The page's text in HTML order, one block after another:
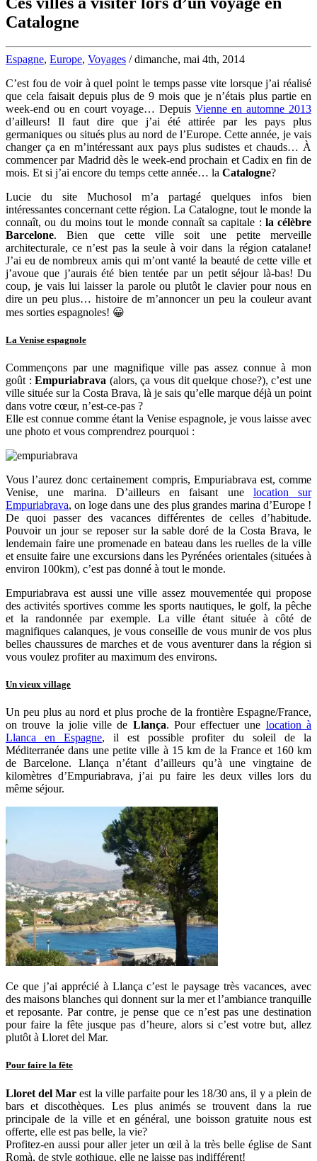
Catalogne
Espagne, Europe, Voyages / dimanche, mai 4th, 2014
C’est fou de voir à quel point le temps passe vite lorsque j’ai réalisé
que cela faisait depuis plus de 9 mois que je n’étais plus partie en
week-end ou en court voyage… Depuis Vienne en automne 2013
d’ailleurs! Il faut dire que j’ai été attirée par les pays plus
germaniques ou situés plus au nord de l’Europe. Cette année, je vais
changer ça en m’intéressant aux pays plus sudistes et chauds… À
commencer par Madrid dès le week-end prochain et Cadix en fin de
mois. Et si j’ai encore du temps cette année… la Catalogne?
Lucie du site Muchosol m’a partagé quelques infos bien
intéressantes concernant cette région. La Catalogne, tout le monde la
connaît, ou du moins tout le monde connaît sa capitale : la célèbre
Barcelone. Bien que cette ville soit une petite merveille
architecturale, ce n’est pas la seule à voir dans la région catalane!
J’ai eu de nombreux amis qui m’ont vanté la beauté de cette ville et
j’avoue que j’aurais été bien tentée par un petit séjour là-bas! Du
coup, je vais lui laisser la parole ou plutôt le clavier pour nous en
dire un peu plus… histoire de m’annoncer un peu la couleur avant
mes sorties espagnoles! 😀
La Venise espagnole
Commençons par une magnifique ville pas assez connue à mon
goût :Empuriabrava (alors, ça vous dit quelque chose?), c’est une
ville située sur la Costa Brava, là je sais qu’elle marque déjà un point
dans votre cœur, n’est-ce-pas ?
Elle est connue comme étant la Venise espagnole, je vous laisse avec
une photo et vous comprendrez pourquoi :
Vous l’aurez donc certainement compris, Empuriabrava est, comme
Venise, une marina. D’ailleurs en faisant une location sur
Empuriabrava, on loge dans une des plus grandes marina d’Europe !
De quoi passer des vacances différentes de celles d’habitude.
Pouvoir un jour se reposer sur la sable doré de la Costa Brava, le
lendemain faire une promenade en bateau dans les ruelles de la ville
et ensuite faire une excursions dans les Pyrénées orientales (situées à
environ 100km), c’est pas donné à tout le monde.
Empuriabrava est aussi une ville assez mouvementée qui propose
des activités sportives comme les sports nautiques, le golf, la pêche
et la randonnée par exemple. La ville étant située à côté de
magnifiques calanques, je vous conseille de vous munir de vos plus
belles chaussures de marches et de vous aventurer dans la région si
vous voulez profiter au maximum des environs.
Un vieux village
Un peu plus au nord et plus proche de la frontière Espagne/France,
on trouve la jolie ville de Llança. Pour effectuer une location à
Llanca en Espagne, il est possible profiter du soleil de la
Méditerranée dans une petite ville à 15 km de la France et 160 km
de Barcelone. Llança n’étant d’ailleurs qu’à une vingtaine de
kilomètres d’Empuriabrava, j’ai pu faire les deux villes lors du
même séjour.
Ce que j’ai apprécié à Llança c’est le paysage très vacances, avec
des maisons blanches qui donnent sur la mer et l’ambiance tranquille
et reposante. Par contre, je pense que ce n’est pas une destination
pour faire la fête jusque pas d’heure, alors si c’est votre but, allez
plutôt à Lloret del Mar.
Pour faire la fête
Lloret del Mar est la ville parfaite pour les 18/30 ans, il y a plein de
bars et discothèques. Les plus animés se trouvent dans la rue
principale de la ville et en général, une boisson gratuite nous est
offerte, elle est pas belle, la vie?
Profitez-en aussi pour aller jeter un œil à la très belle église de Sant
Romà, de style gothique, elle ne laisse pas indifférent!